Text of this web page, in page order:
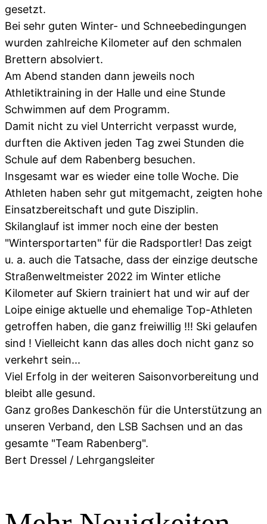
gesetzt.
Bei sehr guten Winter- und Schneebedingungen
wurden zahlreiche Kilometer auf den schmalen
Brettern absolviert.
Am Abend standen dann jeweils noch
Athletiktraining in der Halle und eine Stunde
Schwimmen auf dem Programm.
Damit nicht zu viel Unterricht verpasst wurde,
durften die Aktiven jeden Tag zwei Stunden die
Schule auf dem Rabenberg besuchen.
Insgesamt war es wieder eine tolle Woche. Die
Athleten haben sehr gut mitgemacht, zeigten hohe
Einsatzbereitschaft und gute Disziplin.
Skilanglauf ist immer noch eine der besten
"Wintersportarten" für die Radsportler! Das zeigt
u. a. auch die Tatsache, dass der einzige deutsche
Straßenweltmeister 2022 im Winter etliche
Kilometer auf Skiern trainiert hat und wir auf der
Loipe einige aktuelle und ehemalige Top-Athleten
getroffen haben, die ganz freiwillig !!! Ski gelaufen
sind ! Vielleicht kann das alles doch nicht ganz so
verkehrt sein...
Viel Erfolg in der weiteren Saisonvorbereitung und
bleibt alle gesund.
Ganz großes Dankeschön für die Unterstützung an
unseren Verband, den LSB Sachsen und an das
gesamte "Team Rabenberg".
Bert Dressel / Lehrgangsleiter